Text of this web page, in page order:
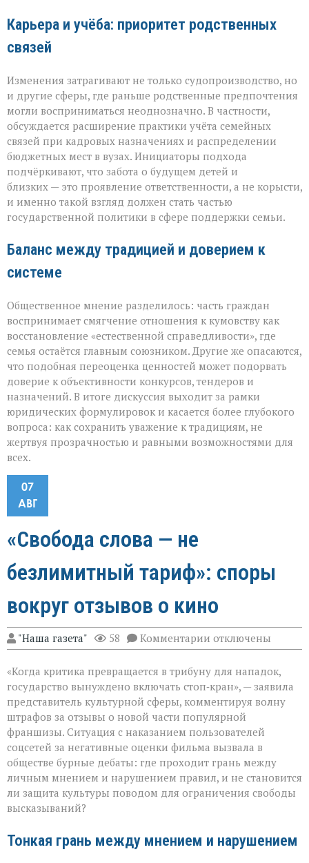
Карьера и учёба: приоритет родственных
связей
Изменения затрагивают не только судопроизводство, но
и другие сферы, где раньше родственные предпочтения
могли восприниматься неоднозначно. В частности,
обсуждается расширение практики учёта семейных
связей при кадровых назначениях и распределении
бюджетных мест в вузах. Инициаторы подхода
подчёркивают, что забота о будущем детей и
близких — это проявление ответственности, а не корысти,
и именно такой взгляд должен стать частью
государственной политики в сфере поддержки семьи.
Баланс между традицией и доверием к
системе
Общественное мнение разделилось: часть граждан
воспринимает смягчение отношения к кумовству как
восстановление «естественной справедливости», где
семья остаётся главным союзником. Другие же опасаются,
что подобная переоценка ценностей может подорвать
доверие к объективности конкурсов, тендеров и
назначений. В итоге дискуссия выходит за рамки
юридических формулировок и касается более глубокого
вопроса: как сохранить уважение к традициям, не
жертвуя прозрачностью и равными возможностями для
всех.
07
АВГ
«Свобода слова — не
безлимитный тариф»: споры
вокруг отзывов о кино
"Наша газета" 58 Комментарии к
записи
слова — не
безлимитный
тариф»:
споры
вокруг
отзывов
о
кино
отключены
«Когда критика превращается в трибуну для нападок,
государство вынуждено включать стоп‑кран», — заявила
представитель культурной сферы, комментируя волну
штрафов за отзывы о новой части популярной
франшизы. Ситуация с наказанием пользователей
соцсетей за негативные оценки фильма вызвала в
обществе бурные дебаты: где проходит грань между
личным мнением и нарушением правил, и не становится
ли защита культуры поводом для ограничения свободы
высказываний?
Тонкая грань между мнением и нарушением